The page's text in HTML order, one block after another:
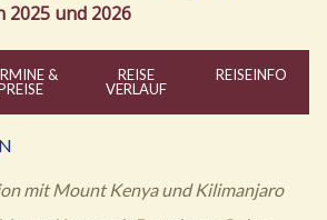
und 2026
&
REISE
VERLAUF
REISEINFO
mit Mount Kenya und Kilimanjaro